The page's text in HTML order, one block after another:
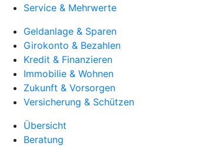
Service & Mehrwerte
Geldanlage & Sparen
Girokonto & Bezahlen
Kredit & Finanzieren
Immobilie & Wohnen
Zukunft & Vorsorgen
Versicherung & Schützen
Übersicht
Beratung